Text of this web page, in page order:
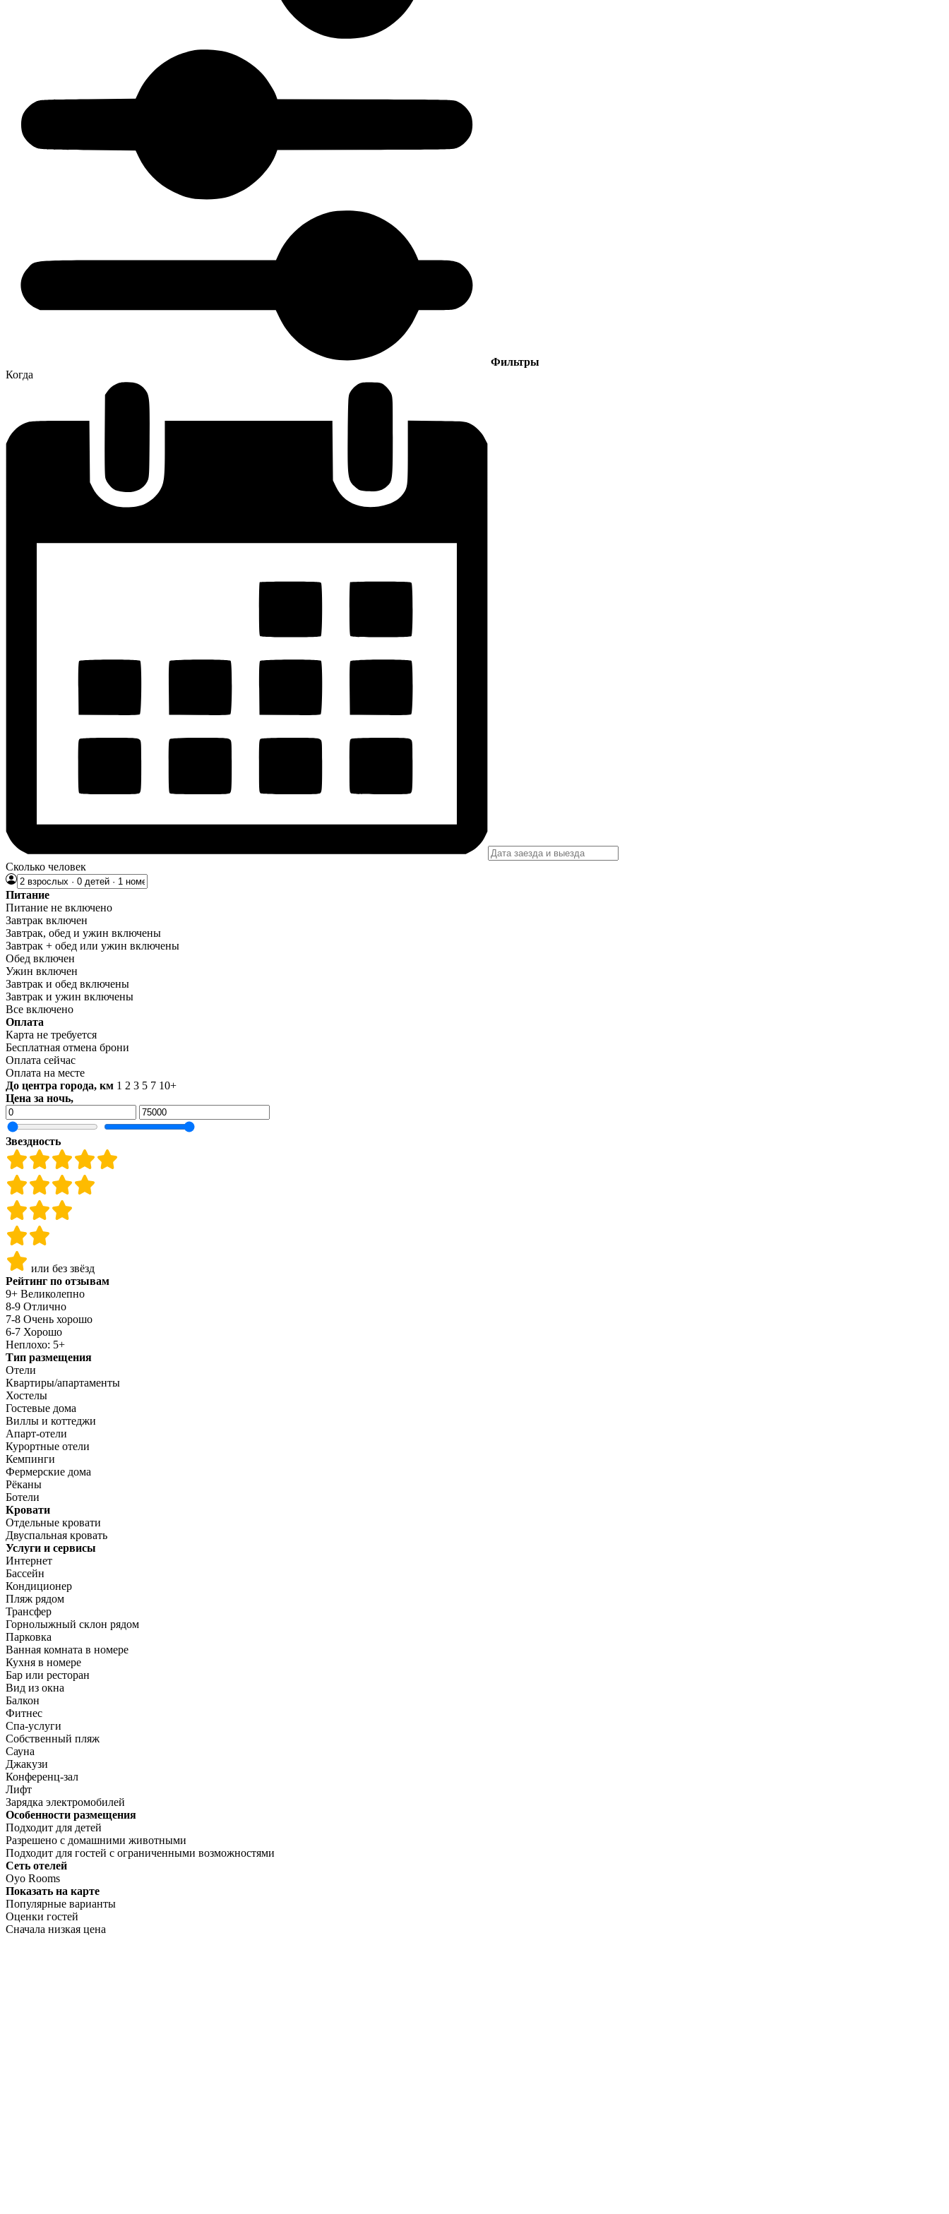
Фильтры
Когда
Сколько человек
Питание
Питание не включено
Завтрак включен
Завтрак, обед и ужин включены
Завтрак + обед или ужин включены
Обед включен
Ужин включен
Завтрак и обед включены
Завтрак и ужин включены
Все включено
Оплата
Карта не требуется
Бесплатная отмена брони
Оплата сейчас
Оплата на месте
До центра города, км 1 2 3 5 7 10+
Цена за ночь,
Звездность
или без звёзд
Рейтинг по отзывам
9+ Великолепно
8-9 Отлично
7-8 Очень хорошо
6-7 Хорошо
Неплохо: 5+
Тип размещения
Отели
Квартиры/апартаменты
Хостелы
Гостевые дома
Виллы и коттеджи
Апарт-отели
Курортные отели
Кемпинги
Фермерские дома
Рёканы
Ботели
Кровати
Отдельные кровати
Двуспальная кровать
Услуги и сервисы
Интернет
Бассейн
Кондиционер
Пляж рядом
Трансфер
Горнолыжный склон рядом
Парковка
Ванная комната в номере
Кухня в номере
Бар или ресторан
Вид из окна
Балкон
Фитнес
Спа-услуги
Собственный пляж
Сауна
Джакузи
Конференц-зал
Лифт
Зарядка электромобилей
Особенности размещения
Подходит для детей
Разрешено с домашними животными
Подходит для гостей с ограниченными возможностями
Сеть отелей
Oyo Rooms
Показать на карте
Популярные варианты
Оценки гостей
Сначала низкая цена